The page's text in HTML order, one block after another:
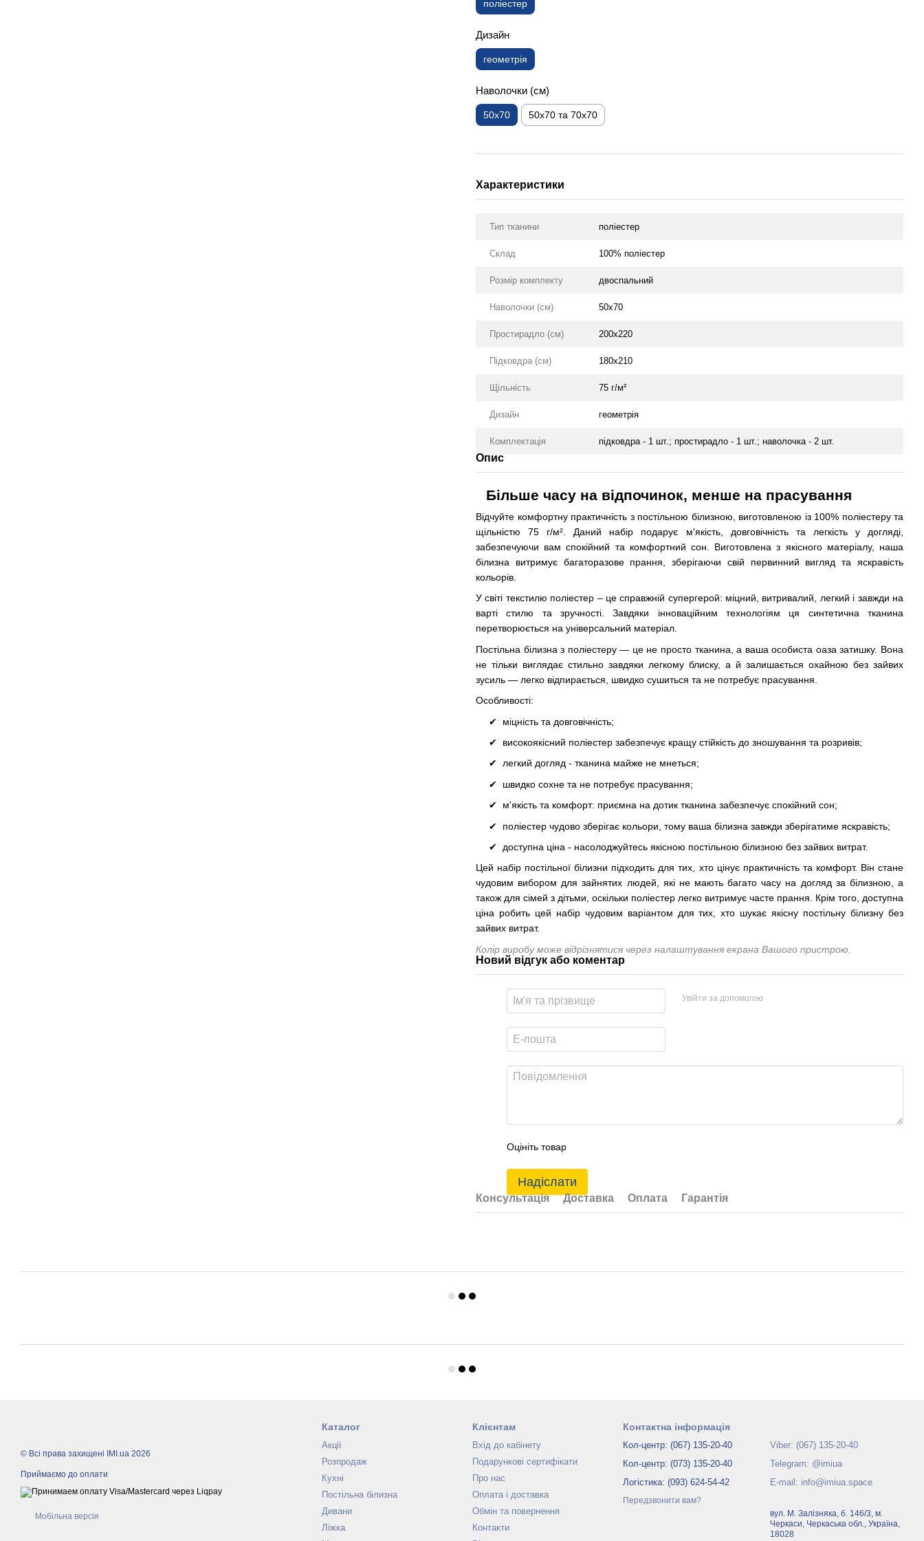
поліестер
Дизайн
геометрія
Наволочки (см)
50х70 50х70 та 70х70
Характеристики
Тип тканини поліестер
Склад 100% поліестер
Розмір комплекту двоспальний
Наволочки (см) 50х70
Простирадло (см) 200х220
Підковдра (см) 180х210
Щільність 75 г/м²
Дизайн геометрія
Комплектація підковдра - 1 шт.; простирадло - 1 шт.; наволочка - 2 шт.
Опис
Більше часу на відпочинок, менше на прасування
Відчуйте комфортну практичність з постільною білизною, виготовленою із 100% поліестеру та
щільністю 75 г/м². Даний набір подарує м'якість, довговічність та легкість у догляді,
забезпечуючи вам спокійний та комфортний сон. Виготовлена з якісного матеріалу, наша
білизна витримує багаторазове прання, зберігаючи свій первинний вигляд та яскравість
кольорів.
У світі текстилю поліестер – це справжній супергерой: міцний, витривалий, легкий і завжди на
варті стилю та зручності. Завдяки інноваційним технологіям ця синтетична тканина
перетворюється на універсальний матеріал.
Постільна білизна з поліестеру — це не просто тканина, а ваша особиста оаза затишку. Вона
не тільки виглядає стильно завдяки легкому блиску, а й залишається охайною без зайвих
зусиль — легко відпирається, швидко сушиться та не потребує прасування.
Особливості:
міцність та довговічність;
високоякісний поліестер забезпечує кращу стійкість до зношування та розривів;
легкий догляд - тканина майже не мнеться;
швидко сохне та не потребує прасування;
м'якість та комфорт: приємна на дотик тканина забезпечує спокійний сон;
поліестер чудово зберігає кольори, тому ваша білизна завжди зберігатиме яскравість;
доступна ціна - насолоджуйтесь якісною постільною білизною без зайвих витрат.
Цей набір постільної білизни підходить для тих, хто цінує практичність та комфорт. Він стане
чудовим вибором для зайнятих людей, які не мають багато часу на догляд за білизною, а
також для сімей з дітьми, оскільки поліестер легко витримує часте прання. Крім того, доступна
ціна робить цей набір чудовим варіантом для тих, хто шукає якісну постільну білизну без
зайвих витрат.
Колір виробу може відрізнятися через налаштування екрана Вашого пристрою.
Новий відгук або коментар
Увійти за допомогою
Оцініть товар
Надіслати
Консультація Доставка Оплата Гарантія
© Всі права захищені IMI.ua 2026
Приймаємо до оплати
Мобільна версія
Каталог
Акції
Розпродаж
Кухні
Постільна білизна
Дивани
Ліжка
Клієнтам
Вхід до кабінету
Подарункові сертифікати
Про нас
Оплата і доставка
Обмін та повернення
Контакти
Контактна інформація
Кол-центр: (067) 135-20-40
Кол-центр: (073) 135-20-40
Логістика: (093) 624-54-42
Передзвонити вам?
Viber: (067) 135-20-40
Telegram: @imiua
E-mail: info@imiua.space
вул. М. Залізняка, б. 146/3, м.
Черкаси, Черкаська обл., Україна,
18028